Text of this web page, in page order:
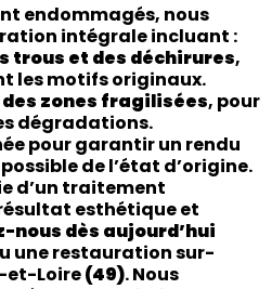
endommagés, nous
intégrale incluant :
trous et des déchirures,
les motifs originaux.
zones fragilisées, pour
dégradations.
pour garantir un rendu
de l’état d’origine.
d’un traitement
esthétique et
nous dès aujourd’hui
une restauration sur-
et-Loire(49). Nous